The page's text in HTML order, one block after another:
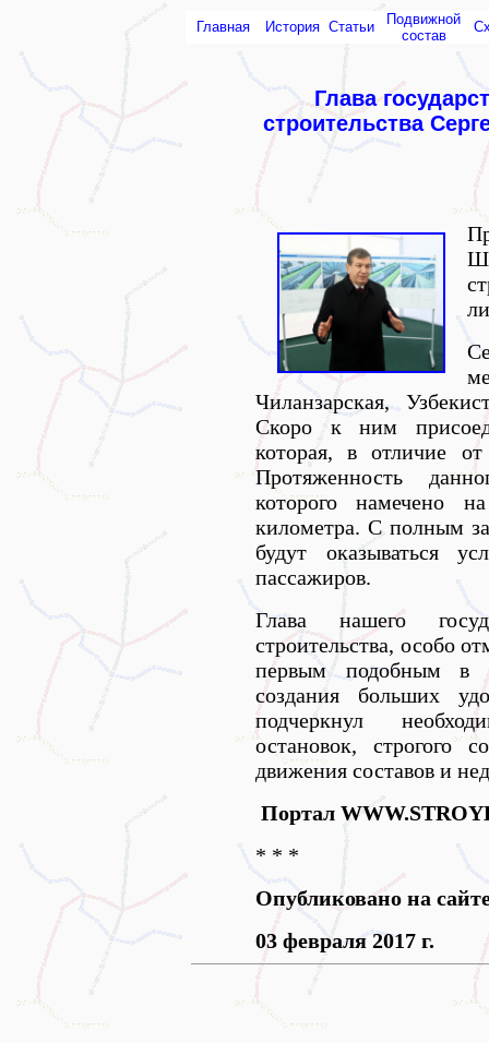
Главная История Статьи
Подвижной
состав
Глава
строительства
Чиланзарская,
Скоро к ним
которая, в отличие
Протяженность
которого намечено
километра. С полным
будут оказываться
пассажиров.
Глава нашего
строительства, особо
первым подобным в
создания больших
подчеркнул
остановок, строгого
движения составов и
Портал
* * *
Опубликовано на
03 февраля 2017 г.